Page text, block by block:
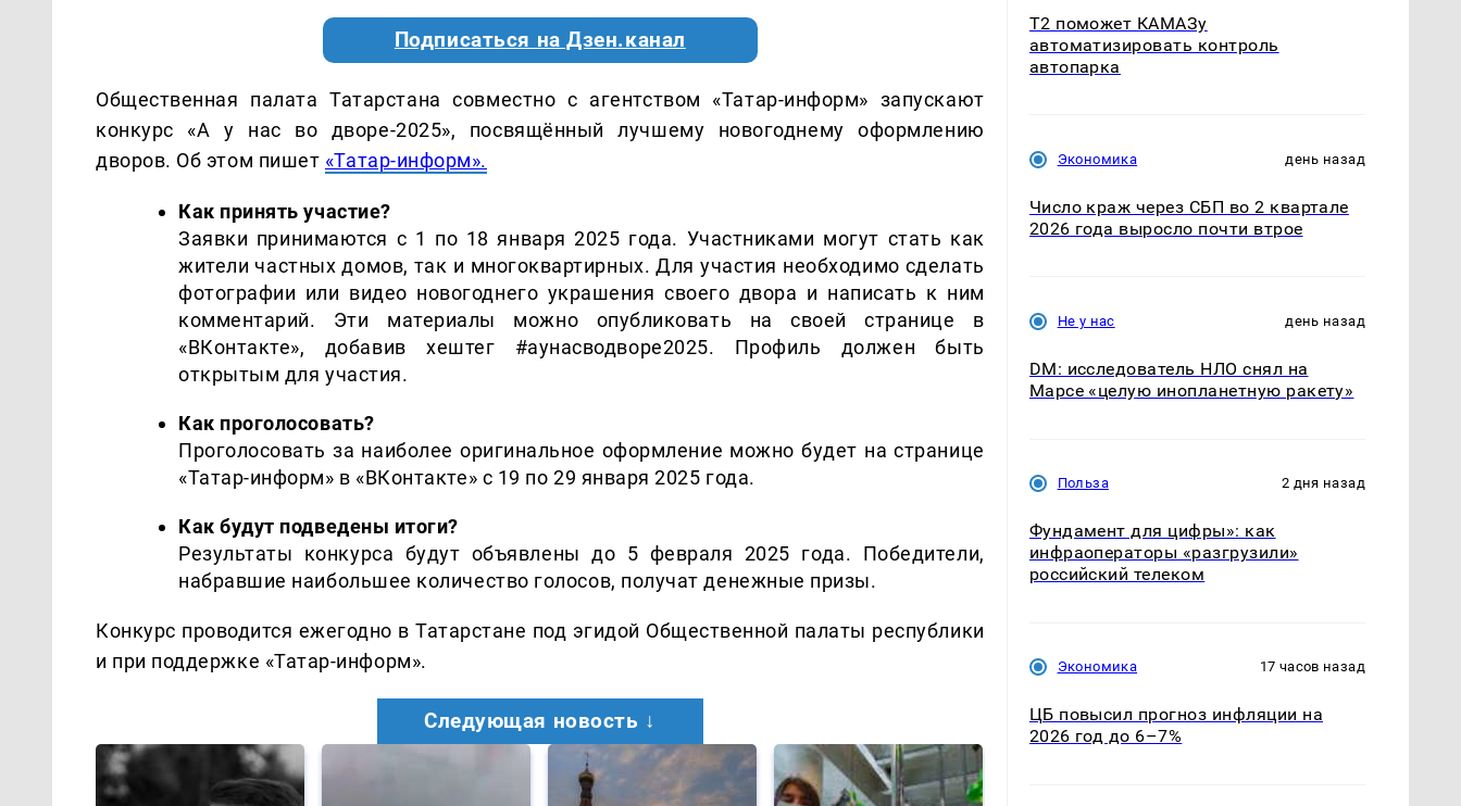
Подписаться на Дзен.канал
Общественная палата Татарстана совместно с агентством «Татар-информ» запускают
конкурс «А у нас во дворе-2025», посвящённый лучшему новогоднему оформлению
дворов. Об этом пишет «Татар-информ».
Как принять участие?
Заявки принимаются с 1 по 18 января 2025 года. Участниками могут стать как
жители частных домов, так и многоквартирных. Для участия необходимо сделать
фотографии или видео новогоднего украшения своего двора и написать к ним
комментарий. Эти материалы можно опубликовать на своей странице в
«ВКонтакте», добавив хештег #аунасводворе2025. Профиль должен быть
открытым для участия.
Как проголосовать?
Проголосовать за наиболее оригинальное оформление можно будет на странице
«Татар-информ» в «ВКонтакте» с 19 по 29 января 2025 года.
Как будут подведены итоги?
Результаты конкурса будут объявлены до 5 февраля 2025 года. Победители,
набравшие наибольшее количество голосов, получат денежные призы.
Конкурс проводится ежегодно в Татарстане под эгидой Общественной палаты республики
и при поддержке «Татар-информ».
Следующая новость ↓
T2 поможет КАМАЗу
автоматизировать контроль
автопарка
Экономика день назад
Число краж через СБП во 2 квартале
2026 года выросло почти втрое
Не у нас день назад
DM: исследователь НЛО снял на
Марсе «целую инопланетную ракету»
Польза 2 дня назад
Фундамент для цифры»: как
инфраоператоры «разгрузили»
российский телеком
Экономика 17 часов назад
ЦБ повысил прогноз инфляции на
2026 год до 6–7%